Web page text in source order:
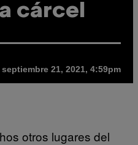
cárcel
septiembre 21, 2021, 4:59pm
otros lugares del